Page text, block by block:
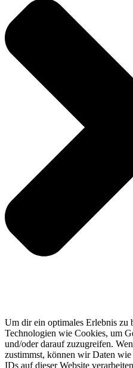
Um dir ein optimales Erlebnis zu
Technologien wie Cookies, um
und/oder darauf zuzugreifen.
zustimmst, können wir Daten
IDs auf dieser Website